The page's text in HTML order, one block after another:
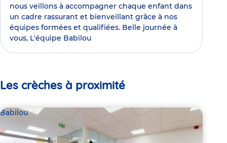
nous veillons à accompagner chaque enfant dans
un cadre rassurant et bienveillant grâce à nos
équipes formées et qualifiées. Belle journée à
vous, L'équipe Babilou
Les crèches à proximité
Babilou